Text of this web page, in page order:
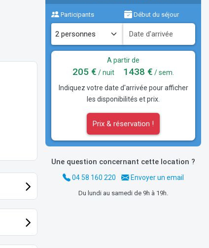
Participants Début du séjour
A partir de
205 € / nuit 1438 € / sem.
Indiquez votre date d'arrivée pour afficher
les disponibilités et prix.
Prix & réservation !
Une question concernant cette location ?
04 58 160 220 Envoyer un email
Du lundi au samedi de 9h à 19h.